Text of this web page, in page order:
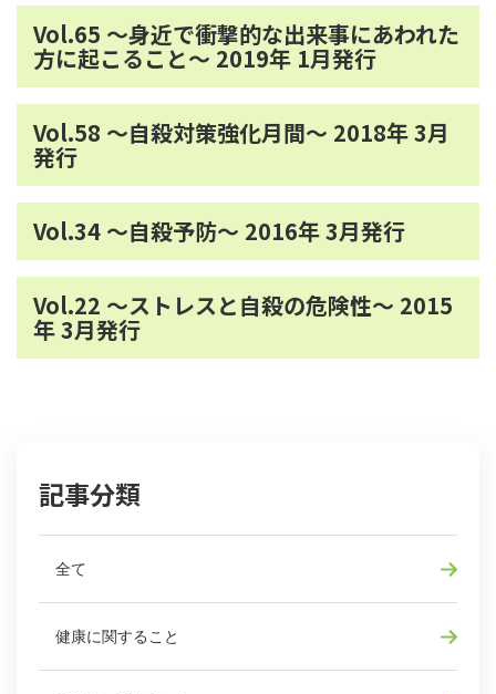
Vol.65 ～身近で衝撃的な出来事にあわれた
方に起こること～ 2019年 1月発行
Vol.58 ～自殺対策強化月間～ 2018年 3月
発行
Vol.34 ～自殺予防～ 2016年 3月発行
Vol.22 ～ストレスと自殺の危険性～ 2015
年 3月発行
記事分類
全て
健康に関すること